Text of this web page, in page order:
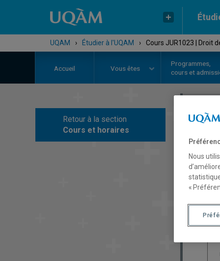
UQAM › Étudier à l'UQAM › Cours JUR1023 | Droit
Accueil Vous êtes
Programmes,
cours et
Retour à la section
Cours et horaires
Nous
«